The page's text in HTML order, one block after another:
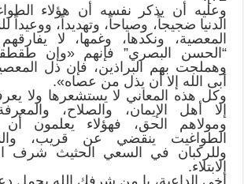
وعليه أن يذكر نفسه أن هؤلاء
الدنيا ضجيجاً، وصياحاً، وتهديداً، ووعيداً
المعصية، ونكدها، وغمها، لا
“الحسن البصري” فإنهم «وإن
وهملجت بهم البراذين، فإن ذل
أبى الله إلا أن يذل من عصاه».
وكل هذه المعاني لا يستشعرها ولا
إلا أهل الإيمان، والصلاح،
ومولاهم الحق، فهؤلاء يعلمون
الطواغيت ينقضي عن قريب،
وللركبان في السعي الحثيث شرف
الابتلاء.
أخي الداعية، يا من شرفك الله بحمل